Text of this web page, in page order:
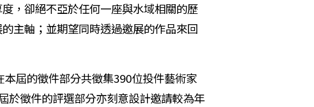
，卻絕不亞於任何一座與水域相關的歷
主軸；並期望同時透過邀展的作品來回
屆的徵件部分共徵集390位投件藝術家
於徵件的評選部分亦刻意設計邀請較為年